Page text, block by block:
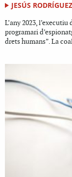
JESÚS RODRÍGUEZ
L’any 2023,
programari
drets humans”. La